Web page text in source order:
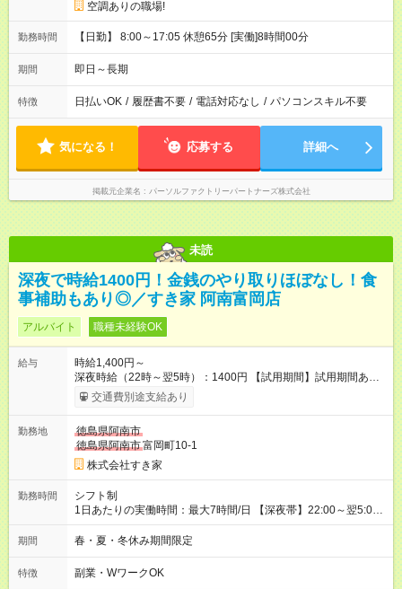
空調ありの職場!
勤務時間 【日勤】 8:00～17:05 休憩65分 [実働]8時間00分
期間 即日～長期
特徴 日払いOK / 履歴書不要 / 電話対応なし / パソコンスキル不要
気になる！ 応募する 詳細へ
掲載元企業名 パーソルファクトリーパートナーズ株式会社
未読
深夜で時給1400円！金銭のやり取りほぼなし！食
事補助もあり◎／すき家 阿南富岡店
アルバイト 職種未経験OK
給与
時給1,400円～
深夜時給（22時～翌5時）：1400円 【試用期間】試用期間あり
試用期間の長さ：1ヶ月 雇用形態、給与は本採用時と同じです。
試用期間の実態は30日（※条件変更なし）ですが、切り上げで
同時給）
交通費別途支給あり
勤務地
徳島県阿南市
徳島県阿南市富岡町10-1
株式会社すき家
勤務時間
シフト制
1日あたりの実働時間：最大7時間/日 【深夜帯】22:00～翌5:00
週2日～・1日2h～OK◎ ※22:00から翌5:00までは18歳以上の方
のみ勤務可能です（18歳未満の深夜業務禁止のため） ★深夜で
す。 必ず、2名以上での勤務を行いますので、安心して働けま
す。
期間 春・夏・冬休み期間限定
特徴 副業・WワークOK